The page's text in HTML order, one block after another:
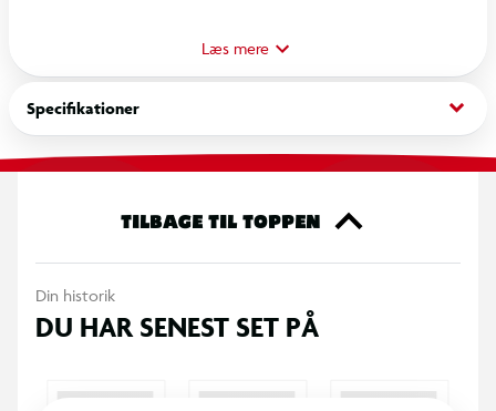
Perfekte til børn, der skal samle slik og små overraskelser,
eller til værten, der vil lave små goodiebags til gæsterne.
Antal: 10 stk. pr. pakke
Læs mere
Specifikationer keyboard_arrow_down
TILBAGE TIL TOPPEN
Din historik
DU HAR SENEST SET PÅ